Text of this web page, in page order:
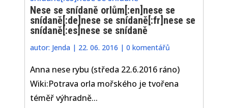
Nese se snídaně orlům[:en]nese se
snídaně[:de]nese se snídaně[:fr]nese se
snídaně[:es]nese se snídaně
autor: Jenda | 22. 06. 2016 |0 komentářů
Anna nese rybu (středa 22.6.2016 ráno)
Wiki:Potrava orla mořského je tvořena
téměř výhradně...